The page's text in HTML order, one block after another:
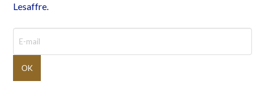
Lesaffre.